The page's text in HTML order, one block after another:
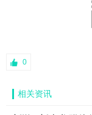
0
相关资讯